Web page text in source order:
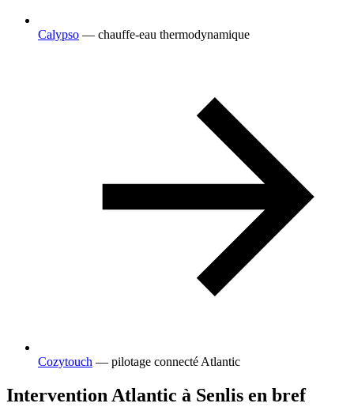
Calypso — chauffe-eau thermodynamique
Cozytouch — pilotage connecté Atlantic
Intervention Atlantic à Senlis en bref